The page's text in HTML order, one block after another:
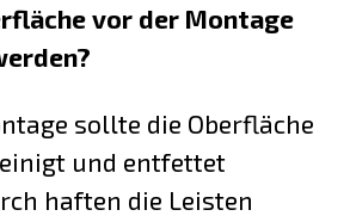
vor der Montage
sollte die Oberfläche
und entfettet
haften die Leisten